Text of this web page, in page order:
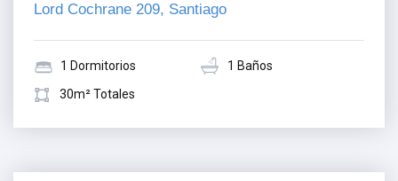
Lord Cochrane 209, Santiago
1 Dormitorios
1 Baños
30m² Totales